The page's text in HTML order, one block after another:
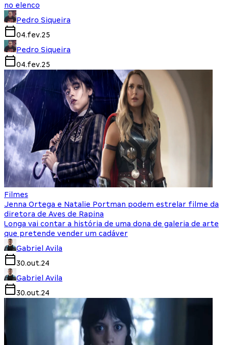
no elenco
Pedro Siqueira
04.fev.25
Pedro Siqueira
04.fev.25
Filmes
Jenna Ortega e Natalie Portman podem estrelar filme da
diretora de Aves de Rapina
Longa vai contar a história de uma dona de galeria de arte
que pretende vender um cadáver
Gabriel Avila
30.out.24
Gabriel Avila
30.out.24